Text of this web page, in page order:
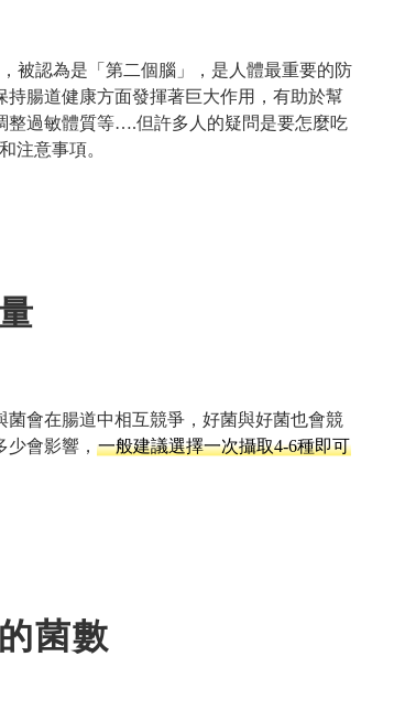
被認為是「第二個腦」，是人體最重要的防
腸道健康方面發揮著巨大作用，有助於幫
整過敏體質等….但許多人的疑問是要怎麼吃
注意事項。
會在腸道中相互競爭，好菌與好菌也會競
會影響， 一般建議選擇一次攝取4-6種即可
菌數